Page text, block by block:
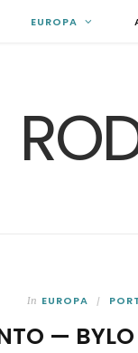
EUROPA
In EUROPA
—